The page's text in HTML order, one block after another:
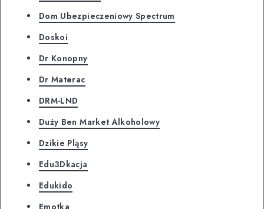
Dom Ubezpieczeniowy Spectrum
Doskoi
Dr Konopny
Dr Materac
DRM-LND
Duży Ben Market Alkoholowy
Dzikie Pląsy
Edu3Dkacja
Edukido